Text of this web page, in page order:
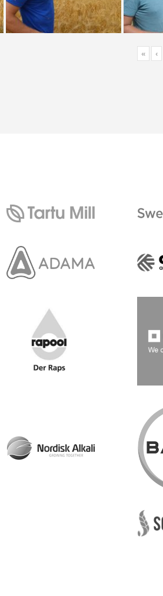
« ‹